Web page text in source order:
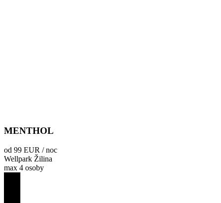
MENTHOL
od 99 EUR / noc
Wellpark Žilina
max 4 osoby